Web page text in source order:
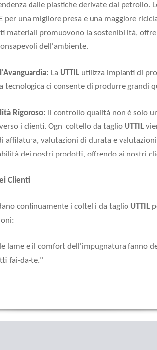
dalle plastiche derivate dal petrolio.
per una migliore presa e una maggiore
materiali promuovono la sostenibilità,
dell'ambiente.
La UTTIL utilizza impianti di
tecnologica ci consente di produrre
Rigoroso: Il controllo qualità non è solo
i clienti. Ogni coltello da taglio UTTIL
affilatura, valutazioni di durata e
dei nostri prodotti, offrendo ai nostri
Clienti
continuamente i coltelli da taglio UTTIL
lame e il comfort dell'impugnatura fanno
fai-da-te."